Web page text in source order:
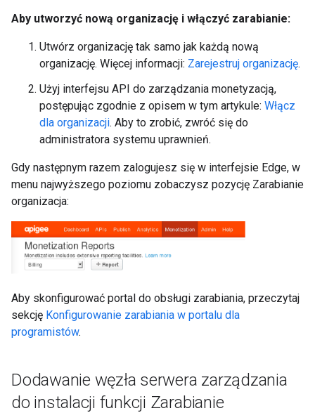
Aby utworzyć nową organizację i włączyć zarabianie:
Utwórz organizację tak samo jak każdą nową
organizację. Więcej informacji: Zarejestruj organizację.
Użyj interfejsu API do zarządzania monetyzacją,
postępując zgodnie z opisem w tym artykule: Włącz
dla organizacji. Aby to zrobić, zwróć się do
administratora systemu uprawnień.
Gdy następnym razem zalogujesz się w interfejsie Edge, w
menu najwyższego poziomu zobaczysz pozycję Zarabianie
organizacja:
Aby skonfigurować portal do obsługi zarabiania, przeczytaj
sekcję Konfigurowanie zarabiania w portalu dla
programistów.
Dodawanie węzła serwera zarządzania
do instalacji funkcji Zarabianie